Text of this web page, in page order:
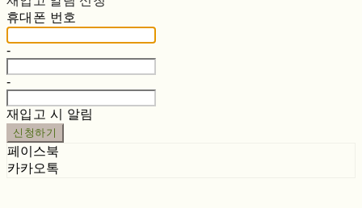
휴대폰 번호
-
-
재입고 시 알림
신청하기
페이스북
카카오톡